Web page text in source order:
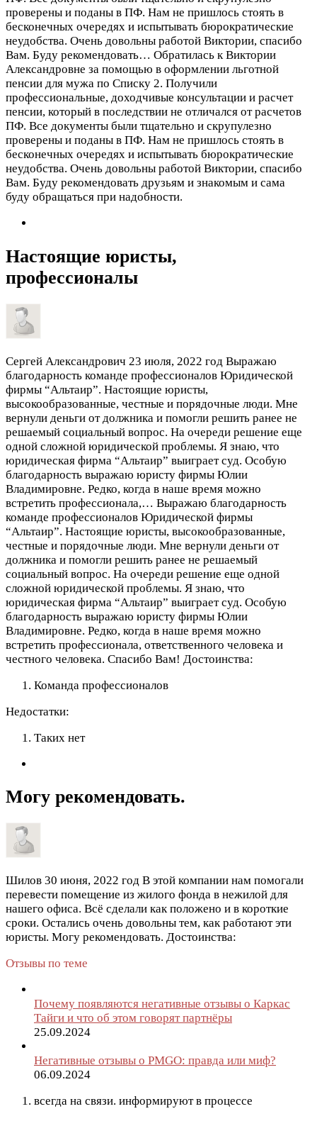
проверены и поданы в ПФ. Нам не пришлось стоять в
бесконечных очередях и испытывать бюрократические
неудобства. Очень довольны работой Виктории, спасибо
Вам. Буду рекомендовать… Обратилась к Виктории
Александровне за помощью в оформлении льготной
пенсии для мужа по Списку 2. Получили
профессиональные, доходчивые консультации и расчет
пенсии, который в последствии не отличался от расчетов
ПФ. Все документы были тщательно и скрупулезно
проверены и поданы в ПФ. Нам не пришлось стоять в
бесконечных очередях и испытывать бюрократические
неудобства. Очень довольны работой Виктории, спасибо
Вам. Буду рекомендовать друзьям и знакомым и сама
буду обращаться при надобности.
Настоящие юристы,
профессионалы
Сергей Александрович 23 июля, 2022 год Выражаю
благодарность команде профессионалов Юридической
фирмы “Альтаир”. Настоящие юристы,
высокообразованные, честные и порядочные люди. Мне
вернули деньги от должника и помогли решить ранее не
решаемый социальный вопрос. На очереди решение еще
одной сложной юридической проблемы. Я знаю, что
юридическая фирма “Альтаир” выиграет суд. Особую
благодарность выражаю юристу фирмы Юлии
Владимировне. Редко, когда в наше время можно
встретить профессионала,… Выражаю благодарность
команде профессионалов Юридической фирмы
“Альтаир”. Настоящие юристы, высокообразованные,
честные и порядочные люди. Мне вернули деньги от
должника и помогли решить ранее не решаемый
социальный вопрос. На очереди решение еще одной
сложной юридической проблемы. Я знаю, что
юридическая фирма “Альтаир” выиграет суд. Особую
благодарность выражаю юристу фирмы Юлии
Владимировне. Редко, когда в наше время можно
встретить профессионала, ответственного человека и
честного человека. Спасибо Вам! Достоинства:
Команда профессионалов
Недостатки:
Таких нет
Могу рекомендовать.
Шилов 30 июня, 2022 год В этой компании нам помогали
перевести помещение из жилого фонда в нежилой для
нашего офиса. Всё сделали как положено и в короткие
сроки. Остались очень довольны тем, как работают эти
юристы. Могу рекомендовать. Достоинства:
Отзывы по теме
Почему появляются негативные отзывы о Каркас
Тайги и что об этом говорят партнёры
25.09.2024
Негативные отзывы о PMGO: правда или миф?
06.09.2024
всегда на связи. информируют в процессе